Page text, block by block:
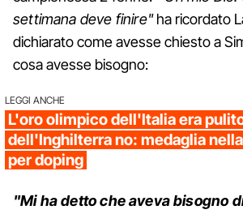
settimana deve finire"ha ricordato
dichiarato come avesse chiesto a
cosa avesse bisogno:
LEGGI ANCHE
L'oro olimpico dell'Italia era
dell'Inghilterra no: medaglia
per doping
"Mi ha detto che aveva bisogno